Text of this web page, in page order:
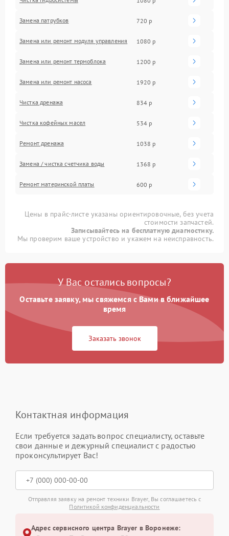
Замена патрубков 720 р
Замена или ремонт модуля управления 1080 р
Замена или ремонт термоблока 1200 р
Замена или ремонт насоса 1920 р
Чистка дренажа 834 р
Чистка кофейных масел 534 р
Ремонт дренажа 1038 р
Замена / чистка счетчика воды 1368 р
Ремонт материнской платы 600 р
Цены в прайс-листе указаны ориентировочные, без учета
стоимости запчастей.
Записывайтесь на бесплатную диагностику.
Мы проверим ваше устройство и укажем на неисправность.
У Вас остались вопросы?
Оставьте заявку, мы свяжемся с Вами в ближайшее
время
Заказать звонок
Контактная информация
Если требуется задать вопрос специалисту, оставьте
свои данные и дежурный специалист с радостью
проконсультирует Вас!
Отправляя заявку на ремонт техники Brayer, Вы соглашаетесь с
Политикой конфиденциальности
Адрес сервисного центра Brayer в Воронеже: